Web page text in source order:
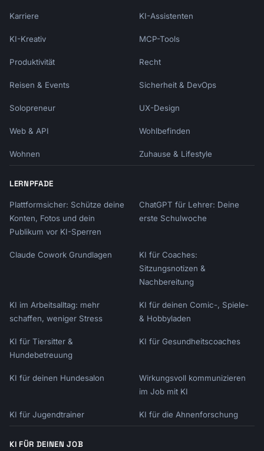
Karriere KI-Assistenten
KI-Kreativ MCP-Tools
Produktivität Recht
Reisen & Events Sicherheit & DevOps
Solopreneur UX-Design
Web & API Wohlbefinden
Wohnen Zuhause & Lifestyle
LERNPFADE
Plattformsicher: Schütze deine
Konten, Fotos und dein
Publikum vor KI-Sperren
ChatGPT für Lehrer: Deine
erste Schulwoche
Claude Cowork Grundlagen
KI für Coaches:
Sitzungsnotizen &
Nachbereitung
KI im Arbeitsalltag: mehr
schaffen, weniger Stress
KI für deinen Comic-, Spiele-
& Hobbyladen
KI für Tiersitter &
Hundebetreuung
KI für Gesundheitscoaches
KI für deinen Hundesalon
Wirkungsvoll kommunizieren
im Job mit KI
KI für Jugendtrainer KI für die Ahnenforschung
KI FÜR DEINEN JOB